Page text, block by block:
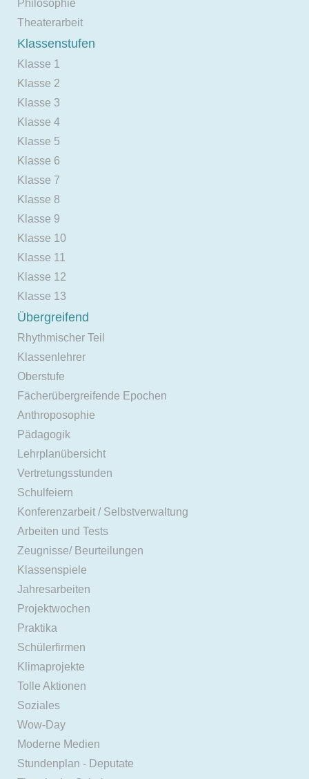
Philosophie
Theaterarbeit
Klassenstufen
Klasse 1
Klasse 2
Klasse 3
Klasse 4
Klasse 5
Klasse 6
Klasse 7
Klasse 8
Klasse 9
Klasse 10
Klasse 11
Klasse 12
Klasse 13
Übergreifend
Rhythmischer Teil
Klassenlehrer
Oberstufe
Fächerübergreifende Epochen
Anthroposophie
Pädagogik
Lehrplanübersicht
Vertretungsstunden
Schulfeiern
Konferenzarbeit / Selbstverwaltung
Arbeiten und Tests
Zeugnisse/ Beurteilungen
Klassenspiele
Jahresarbeiten
Projektwochen
Praktika
Schülerfirmen
Klimaprojekte
Tolle Aktionen
Soziales
Wow-Day
Moderne Medien
Stundenplan - Deputate